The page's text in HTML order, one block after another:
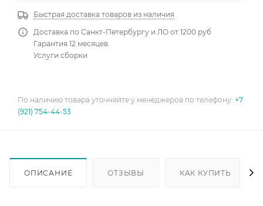
Быстрая доставка товаров из наличия
Доставка по Санкт-Петербургу и ЛО от 1200 руб
Гарантия 12 месяцев.
Услуги сборки
По наличию товара уточняйте у менеджеров по телефону: +7
(921) 754-44-53
ОПИСАНИЕ ОТЗЫВЫ КАК КУПИТЬ